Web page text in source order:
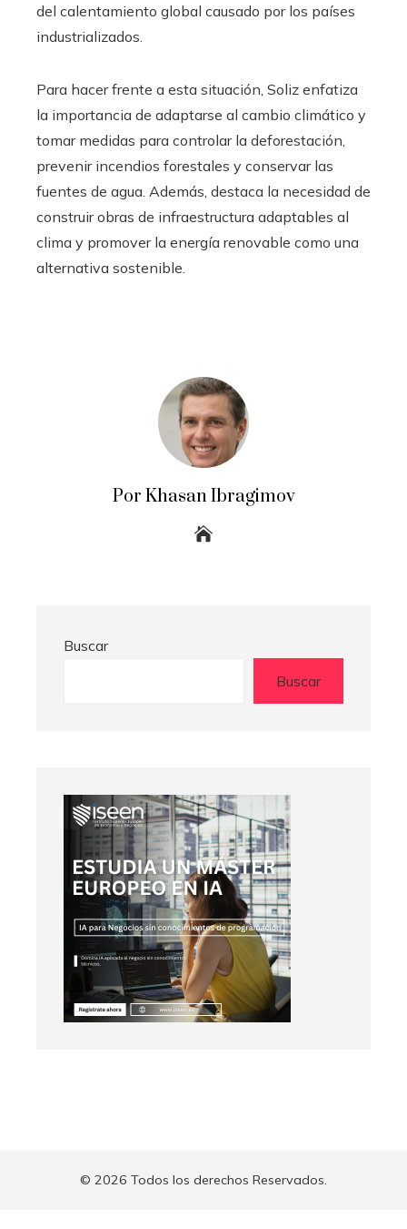
del calentamiento global causado por los países
industrializados.
Para hacer frente a esta situación, Soliz enfatiza
la importancia de adaptarse al cambio climático y
tomar medidas para controlar la deforestación,
prevenir incendios forestales y conservar las
fuentes de agua. Además, destaca la necesidad de
construir obras de infraestructura adaptables al
clima y promover la energía renovable como una
alternativa sostenible.
Por Khasan Ibragimov
Buscar
Buscar
© 2026 Todos los derechos Reservados.